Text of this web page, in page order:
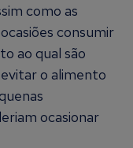
como as
consumir
ao qual são
o alimento
ocasionar